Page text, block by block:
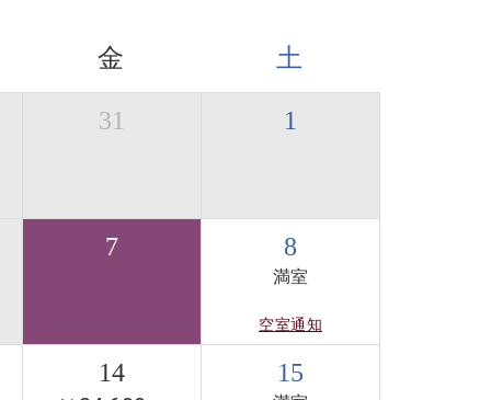
金 土
31 1
7 8
満室
空室通知
14 15